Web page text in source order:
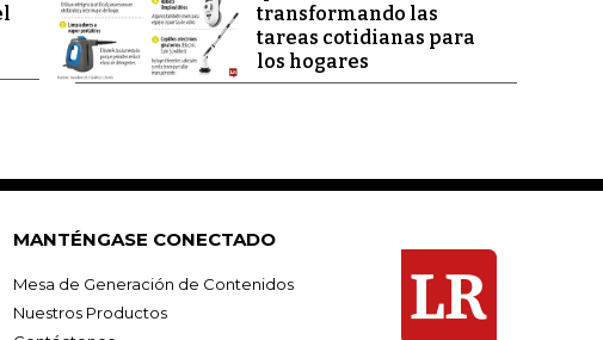
transformando las
tareas cotidianas para
los hogares
MANTÉNGASE CONECTADO
Mesa de Generación de Contenidos
Nuestros Productos